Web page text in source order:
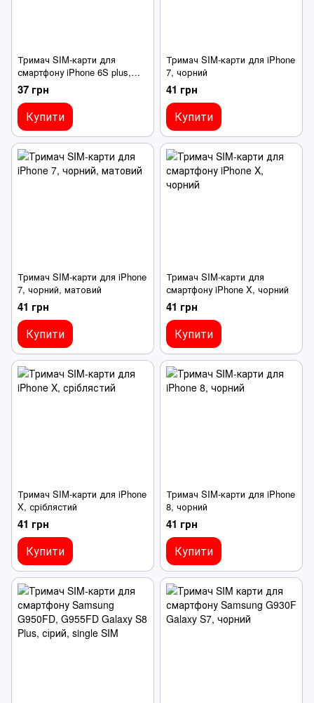
Тримач SIM-карти для
смартфону iPhone 6S plus,
чорний
37 грн
Купити
Тримач SIM-карти для iPhone
7, чорний
41 грн
Купити
Тримач SIM-карти для iPhone
7, чорний, матовий
41 грн
Купити
Тримач SIM-карти для
смартфону iPhone X, чорний
41 грн
Купити
Тримач SIM-карти для iPhone
X, сріблястий
41 грн
Купити
Тримач SIM-карти для iPhone
8, чорний
41 грн
Купити